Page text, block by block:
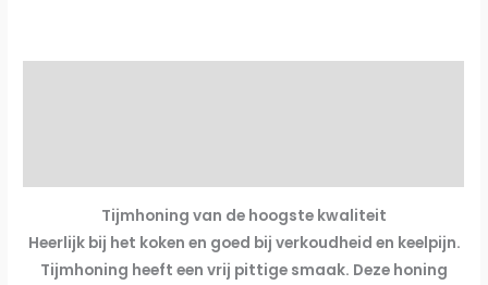
lepel
Tijmhoning van de hoogste kwaliteit
Heerlijk bij het koken en goed bij verkoudheid en keelpijn.
Tijmhoning heeft een vrij pittige smaak. Deze honing